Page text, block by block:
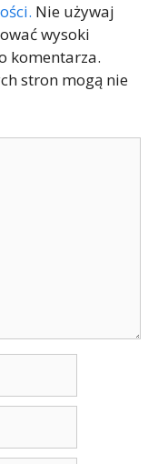
Nie używaj
wysoki
komentarza.
stron mogą nie